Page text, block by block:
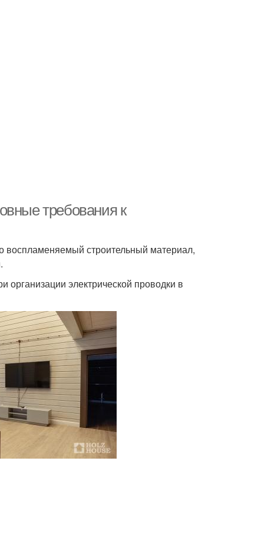
требования к
строительный материал,
электрической проводки в